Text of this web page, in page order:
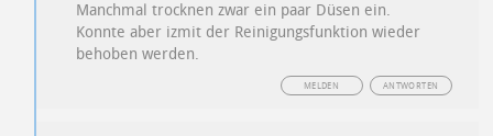
Manchmal trocknen zwar ein paar Düsen ein.
Konnte aber izmit der Reinigungsfunktion wieder
behoben werden.
ANTWORTEN
MELDEN